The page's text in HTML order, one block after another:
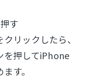
す
リックしたら、
を押してiPhone
す。